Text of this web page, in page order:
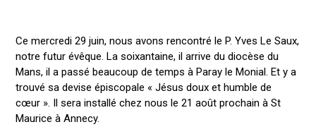
Ce mercredi 29 juin, nous avons rencontré le P. Yves Le Saux,
notre futur évêque. La soixantaine, il arrive du diocèse du
Mans, il a passé beaucoup de temps à Paray le Monial. Et y a
trouvé sa devise épiscopale « Jésus doux et humble de
cœur ». Il sera installé chez nous le 21 août prochain à St
Maurice à Annecy.